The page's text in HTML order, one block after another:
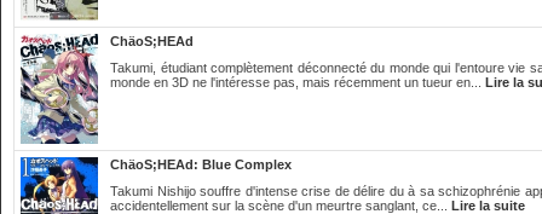
ChäoS;HEAd
Takumi, étudiant complètement déconnecté du monde qui l'entoure vie
monde en 3D ne l'intéresse pas, mais récemment un tueur en... Lire la
ChäoS;HEAd: Blue Complex
Takumi Nishijo souffre d'intense crise de délire du à sa schizophrénie
accidentellement sur la scène d'un meurtre sanglant, ce... Lire la suite